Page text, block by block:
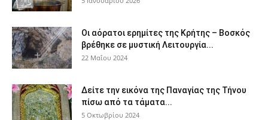
Οι αόρατοι ερημίτες της Κρήτης – Βοσκός
βρέθηκε σε μυστική Λειτουργία...
22 Μαΐου 2024
Δείτε την εικόνα της Παναγίας της Τήνου
πίσω από τα τάματα...
5 Οκτωβρίου 2024